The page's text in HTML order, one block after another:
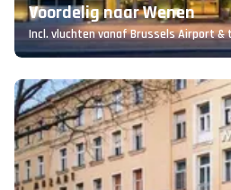
Voordelig naar Wenen
Incl. vluchten vanaf Brussels Airport &